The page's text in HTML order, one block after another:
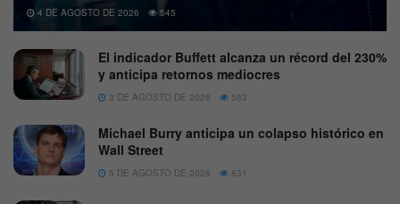
4 DE AGOSTO DE 2026 545
El indicador Buffett alcanza un récord del 230%
y anticipa retornos mediocres
3 DE AGOSTO DE 2026 583
Michael Burry anticipa un colapso histórico en
Wall Street
5 DE AGOSTO DE 2026 831